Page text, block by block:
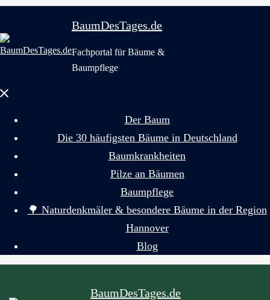
BaumDesTages.de
Fachportal für Bäume &
Baumpflege
Menü
Der Baum
Die 30 häufigsten Bäume in Deutschland
Baumkrankheiten
Pilze an Bäumen
Baumpflege
🌳 Naturdenkmäler & besondere Bäume in der Region
Hannover
Blog
BaumDesTages.de